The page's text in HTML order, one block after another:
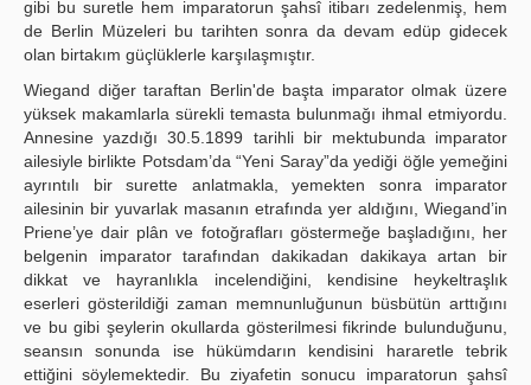
gibi bu suretle hem imparatorun şahsî itibarı zedelenmiş, hem
de Berlin Müzeleri bu tarihten sonra da devam edüp gidecek
olan birtakım güçlüklerle karşılaşmıştır.
Wiegand diğer taraftan Berlin'de başta imparator olmak üzere
yüksek makamlarla sürekli temasta bulunmağı ihmal etmiyordu.
Annesine yazdığı 30.5.1899 tarihli bir mektubunda imparator
ailesiyle birlikte Potsdam’da “Yeni Saray”da yediği öğle yemeğini
ayrıntılı bir surette anlatmakla, yemekten sonra imparator
ailesinin bir yuvarlak masanın etrafında yer aldığını, Wiegand’in
Priene’ye dair plân ve fotoğrafları göstermeğe başladığını, her
belgenin imparator tarafından dakikadan dakikaya artan bir
dikkat ve hayranlıkla incelendiğini, kendisine heykeltraşlık
eserleri gösterildiği zaman memnunluğunun büsbütün arttığını
ve bu gibi şeylerin okullarda gösterilmesi fikrinde bulunduğunu,
seansın sonunda ise hükümdarın kendisini hararetle tebrik
ettiğini söylemektedir. Bu ziyafetin sonucu imparatorun şahsî